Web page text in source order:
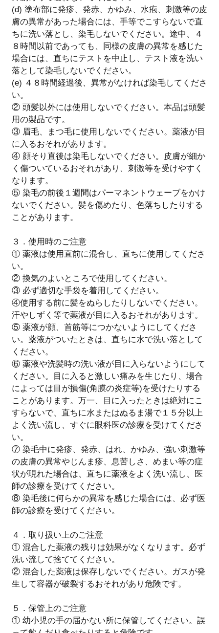
(d) 塗布部に発疹、発赤、かゆみ、水疱、刺激等の皮
膚の異常があった場合には、手等でこすらないで直
ちに洗い落とし、染毛しないでください。途中、４
８時間以前であっても、同様の皮膚の異常を感じた
場合には、直ちにテストを中止し、テスト液を洗い
落として染毛しないでください。
(e) ４８時間経過後、異常がなければ染毛してくださ
い。
② 頭髪以外には使用しないでください。本品は頭髪
用の製品です。
③ 眉毛、まつ毛に使用しないでください。薬液が目
に入るおそれがあります。
④ 顔そり直後は染毛しないでください。皮膚が細か
く傷ついているおそれがあり、刺激等を受けやすく
なります。
⑤ 染毛の前後１週間はパーマネントウェーブをかけ
ないでください。髪を傷めたり、色落ちしたりする
ことがあります。
３．使用時のご注意
① 薬液は使用直前に混合し、直ちに使用してくださ
い。
② 換気のよいところで使用してください。
③ 必ず適切な手袋を着用してください。
④使用する前に髪をぬらしたりしないでください。
汗やしずく等で薬液が目に入るおそれがあります。
⑤ 薬液が顔、首筋等につかないようにしてくださ
い。薬液がついたときは、直ちに水で洗い落として
ください。
⑥ 薬液や洗髪時の洗い液が目に入らないようにして
ください。目に入ると激しい痛みを生じたり、場合
によっては目が損傷(角膜の炎症等)を受けたりする
ことがあります。万一、目に入ったときは絶対にこ
すらないで、直ちに水またはぬるま湯で１５分以上
よく洗い流し、すぐに眼科医の診療を受けてくださ
い。
⑦ 染毛中に発疹、発赤、はれ、かゆみ、強い刺激等
の皮膚の異常やじんま疹、息苦しさ、めまい等の症
状が現れた場合は、直ちに薬液をよく洗い流し、医
師の診療を受けてください。
⑧ 染毛後に何らかの異常を感じた場合には、必ず医
師の診療を受けてください。
４．取り扱い上のご注意
① 混合した薬液の残りは効果がなくなります。必ず
洗い流して捨ててください。
② 混合した薬液は保存しないでください。ガスが発
生して容器が破裂するおそれがあり危険です。
５．保管上のご注意
① 幼小児の手の届かない所に保管してください。誤